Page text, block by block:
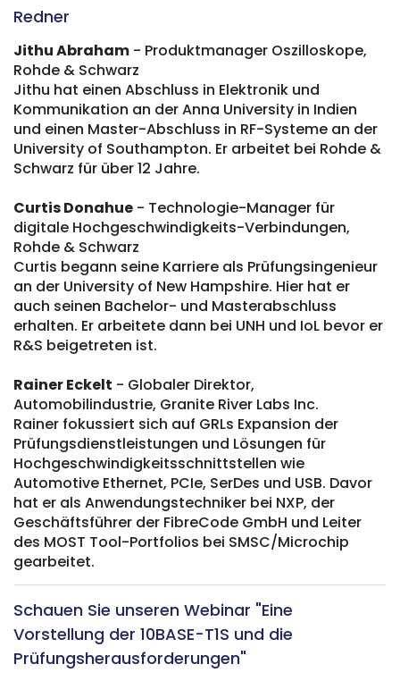
Redner
Jithu Abraham - Produktmanager Oszilloskope,
Rohde & Schwarz
Jithu hat einen Abschluss in Elektronik und
Kommunikation an der Anna University in Indien
und einen Master-Abschluss in RF-Systeme an der
University of Southampton. Er arbeitet bei Rohde &
Schwarz für über 12 Jahre.
Curtis Donahue - Technologie-Manager für
digitale Hochgeschwindigkeits-Verbindungen,
Rohde & Schwarz
Curtis begann seine Karriere als Prüfungsingenieur
an der University of New Hampshire. Hier hat er
auch seinen Bachelor- und Masterabschluss
erhalten. Er arbeitete dann bei UNH und IoL bevor er
R&S beigetreten ist.
Rainer Eckelt - Globaler Direktor,
Automobilindustrie, Granite River Labs Inc.
Rainer fokussiert sich auf GRLs Expansion der
Prüfungsdienstleistungen und Lösungen für
Hochgeschwindigkeitsschnittstellen wie
Automotive Ethernet, PCIe, SerDes und USB. Davor
hat er als Anwendungstechniker bei NXP, der
Geschäftsführer der FibreCode GmbH und Leiter
des MOST Tool-Portfolios bei SMSC/Microchip
gearbeitet.
Schauen Sie unseren Webinar "Eine
Vorstellung der 10BASE-T1S und die
Prüfungsherausforderungen"